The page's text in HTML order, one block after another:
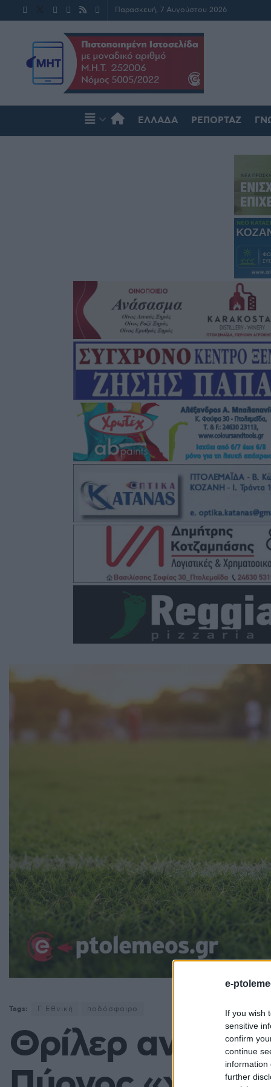
e-
If you wish
sensitive
confirm
continue
information
further
Παρασκευή, 7 Αυγούστου 2026
ΕΛΛΆΔΑ ΡΕΠΟΡΤΆΖ
Tags: Γ Εθνική ποδόσφαιρο
Θρίλερ